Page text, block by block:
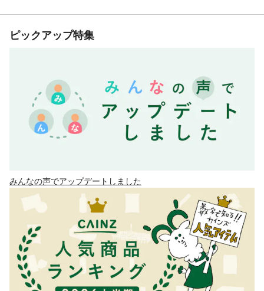
ピックアップ特集
みんなの声でアップデートしました